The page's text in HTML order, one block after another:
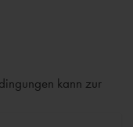
kann zur